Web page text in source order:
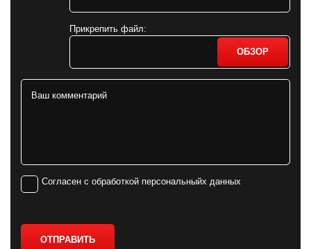
Прикрепить файл:
ОБЗОР
Согласен с обработкой персональныйх данных
ОТПРАВИТЬ